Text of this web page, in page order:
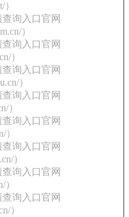
询入口官网
）
询入口官网
）
询入口官网
）
询入口官网
）
询入口官网
）
询入口官网
）
询入口官网
）
询入口官网
）